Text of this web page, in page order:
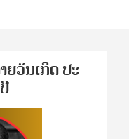
ຍ​ວັນ​ເກີດ ປ​ະ​